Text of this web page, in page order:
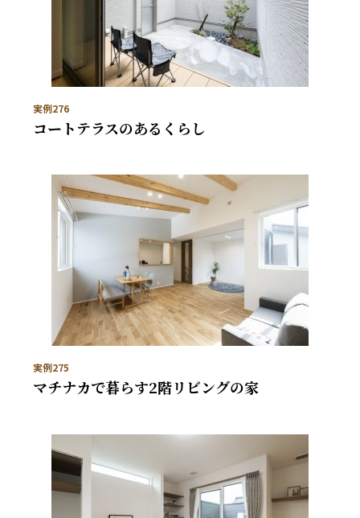
実例276
コートテラスのあるくらし
実例275
マチナカで暮らす2階リビングの家